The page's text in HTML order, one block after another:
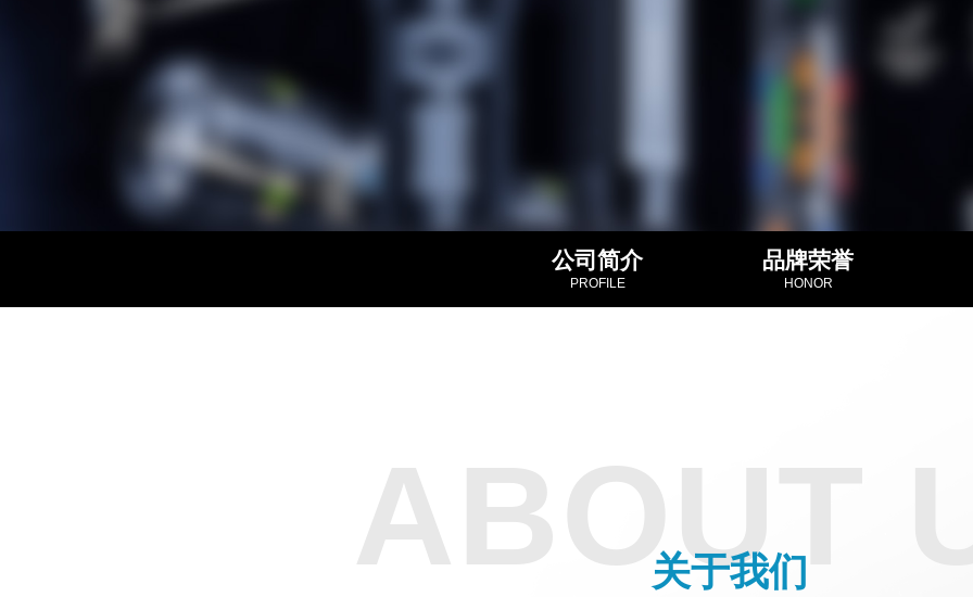
工作灯
营地灯
公司简介
PROFILE
品牌荣誉
HONOR
ABOUT
关于我们